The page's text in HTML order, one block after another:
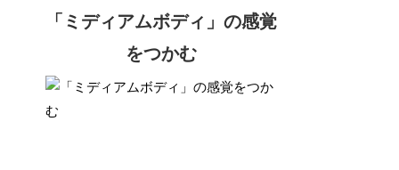
「ミディアムボディ」の感覚
をつかむ